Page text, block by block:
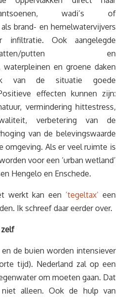
wadi’s of
brand- en hemelwatervijvers
infiltratie. Ook aangelegde
kratten/putten en
waterpleinen en groene daken
van de situatie goede
effecten kunnen zijn:
vermindering hittestress,
verbetering van de
van de belevingswaarde
omgeving. Als er veel ruimte is
voor een ‘urban wetland’
Hengelo en Enschede.
werkt kan een ’tegeltax’ een
Ik schreef daar eerder over.
zelf
de buien worden intensiever
tijd). Nederland zal op een
om moeten gaan. Dat
niet alleen. Ook de hulp van